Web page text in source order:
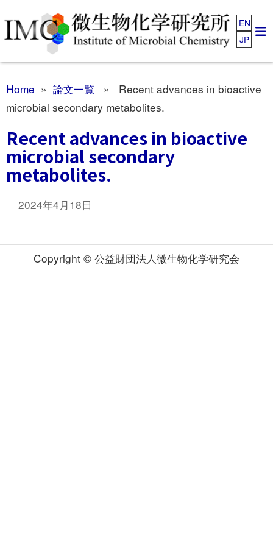
EN
JP
Home » 論文一覧 » Recent advances in bioactive
microbial secondary metabolites.
Recent advances in bioactive
microbial secondary
metabolites.
2024年4月18日
Copyright © 公益財団法人微生物化学研究会